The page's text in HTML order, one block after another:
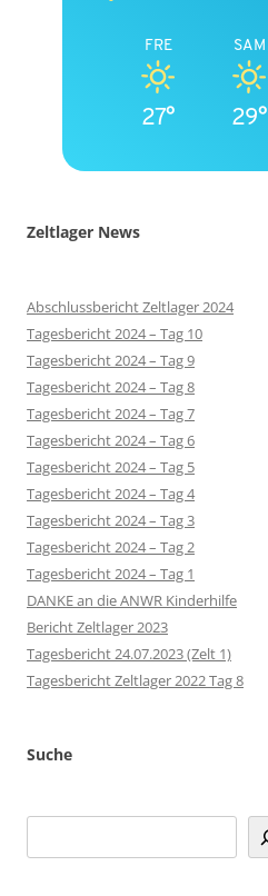
FRE
27°
SAM
29°
Zeltlager News
Abschlussbericht Zeltlager 2024
Tagesbericht 2024 – Tag 10
Tagesbericht 2024 – Tag 9
Tagesbericht 2024 – Tag 8
Tagesbericht 2024 – Tag 7
Tagesbericht 2024 – Tag 6
Tagesbericht 2024 – Tag 5
Tagesbericht 2024 – Tag 4
Tagesbericht 2024 – Tag 3
Tagesbericht 2024 – Tag 2
Tagesbericht 2024 – Tag 1
DANKE an die ANWR Kinderhilfe
Bericht Zeltlager 2023
Tagesbericht 24.07.2023 (Zelt 1)
Tagesbericht Zeltlager 2022 Tag 8
Suche